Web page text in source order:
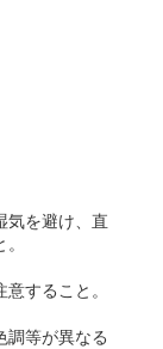
気を避け、直
すること。
等が異なる